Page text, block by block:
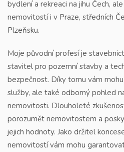
bydlení a rekreaci na jihu Čech,
nemovitostí i v Praze, středních
Plzeňsku.
Moje původní profesí je
stavitel pro pozemní stavby a
bezpečnost. Díky tomu vám
služby, ale také odborný pohled
nemovitosti. Dlouholeté
porozumět nemovitostem a
jejich hodnoty. Jako držitel
nemovitostí vám mohu